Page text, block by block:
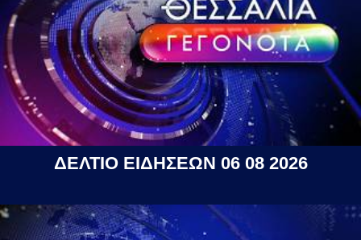
ΔΕΛΤΙΟ ΕΙΔΗΣΕΩΝ 06 08 2026